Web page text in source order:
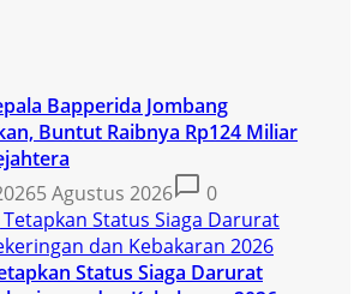
Bapperida Jombang
Buntut Raibnya Rp124 Miliar
5 Agustus 2026 0
Status Siaga Darurat